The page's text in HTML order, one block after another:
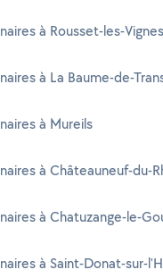
à Rousset-les-Vignes
à La Baume-de-
à Mureils
à Châteauneuf-du-
à Chatuzange-le-
à Saint-Donat-sur-